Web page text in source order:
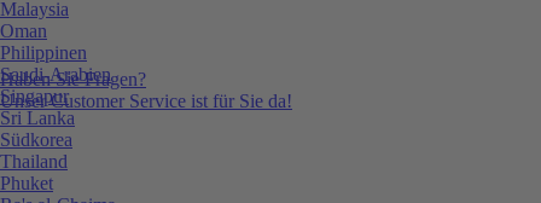
Haben Sie Fragen?
Unser Customer Service ist für Sie da!
Malaysia
Oman
Philippinen
Saudi-Arabien
Singapur
Sri Lanka
Südkorea
Thailand
Phuket